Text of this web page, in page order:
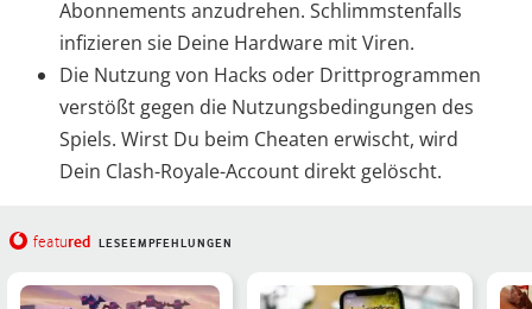
Abonnements anzudrehen. Schlimmstenfalls
infizieren sie Deine Hardware mit Viren.
Die Nutzung von Hacks oder Drittprogrammen
verstößt gegen die Nutzungsbedingungen des
Spiels. Wirst Du beim Cheaten erwischt, wird
Dein Clash-Royale-Account direkt gelöscht.
featured LESEEMPFEHLUNGEN